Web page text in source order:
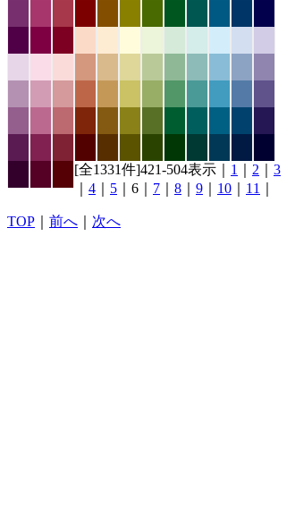
[全1331件]421-504表示｜ 1 2
3
4 5 ｜6｜ 7 8 9 10 11
TOP 前へ 次へ